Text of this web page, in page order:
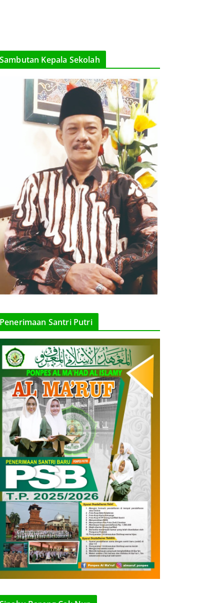
Sambutan Kepala Sekolah
Penerimaan Santri Putri